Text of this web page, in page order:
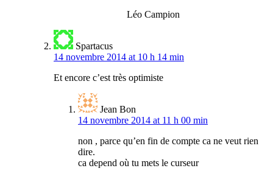
Léo Campion
Spartacus
14 novembre 2014 at 10 h 14 min
Et encore c’est très optimiste
Jean Bon
14 novembre 2014 at 11 h 00 min
non , parce qu’en fin de compte ca ne veut rien
dire.
ca depend où tu mets le curseur